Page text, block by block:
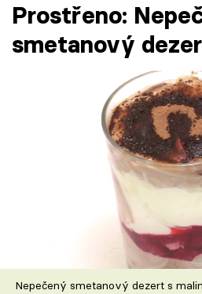
Recepty z TV
Prostřeno:
smetanový
Nepečený smetanový dezert s